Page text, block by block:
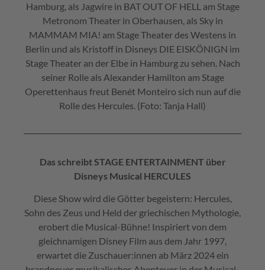
Hamburg, als Jagwire in BAT OUT OF HELL am Stage
Metronom Theater in Oberhausen, als Sky in
MAMMAM MIA! am Stage Theater des Westens in
Berlin und als Kristoff in Disneys DIE EISKÖNIGN im
Stage Theater an der Elbe in Hamburg zu sehen. Nach
seiner Rolle als Alexander Hamilton am Stage
Operettenhaus freut Benét Monteiro sich nun auf die
Rolle des Hercules. (Foto: Tanja Hall)
Das schreibt STAGE ENTERTAINMENT über
Disneys Musical HERCULES
Diese Show wird die Götter begeistern: Hercules,
Sohn des Zeus und Held der griechischen Mythologie,
erobert die Musical-Bühne! Inspiriert von dem
gleichnamigen Disney Film aus dem Jahr 1997,
erwartet die Zuschauer:innen ab März 2024 ein